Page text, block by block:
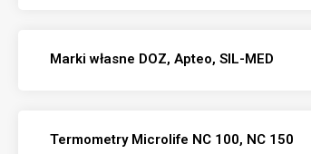
Marki własne DOZ, Apteo, SIL-MED
Termometry Microlife NC 100, NC 150